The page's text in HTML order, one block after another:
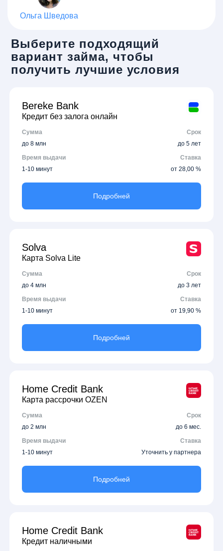
Ольга Шведова
Выберите подходящий
вариант займа, чтобы
получить лучшие условия
Bereke Bank
Кредит без залога онлайн
Сумма
Срок
до 8 млн
до 5 лет
Время выдачи
Ставка
1-10 минут
от 28,00 %
Подробней
Solva
Карта Solva Lite
Сумма
Срок
до 4 млн
до 3 лет
Время выдачи
Ставка
1-10 минут
от 19,90 %
Подробней
Home Credit Bank
Карта рассрочки OZEN
Сумма
Срок
до 2 млн
до 6 мес.
Время выдачи
Ставка
1-10 минут
Уточнить у партнера
Подробней
Home Credit Bank
Кредит наличными